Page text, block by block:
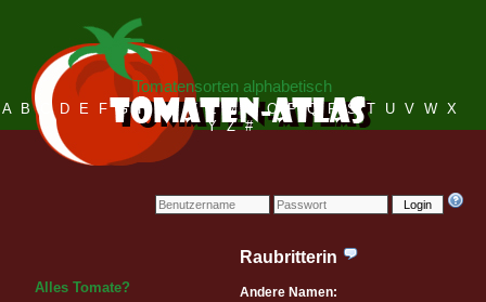
Login
Tomatensorten alphabetisch
A B C D E F G H I J K L M N O P Q R S T U V W X
Y Z #
Alles Tomate?
Raubritterin
Andere Namen: